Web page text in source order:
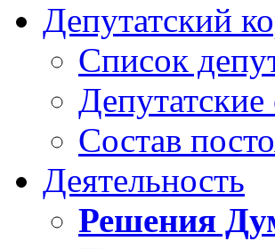
Депутатский
Список
Состав
Деятельность
Решения